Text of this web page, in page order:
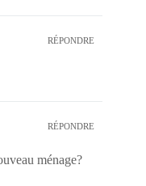
RÉPONDRE
RÉPONDRE
ménage?